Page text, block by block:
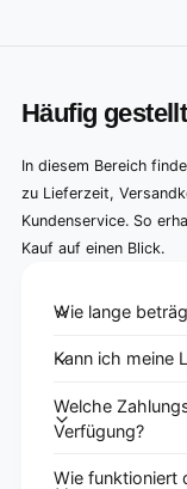
Häufig
In diesem Bereich
zu Lieferzeit,
Kundenservice. So
Kauf auf einen Blick.
Wie lange
Kann ich meine
Welche
Verfügung?
Wie funktioniert